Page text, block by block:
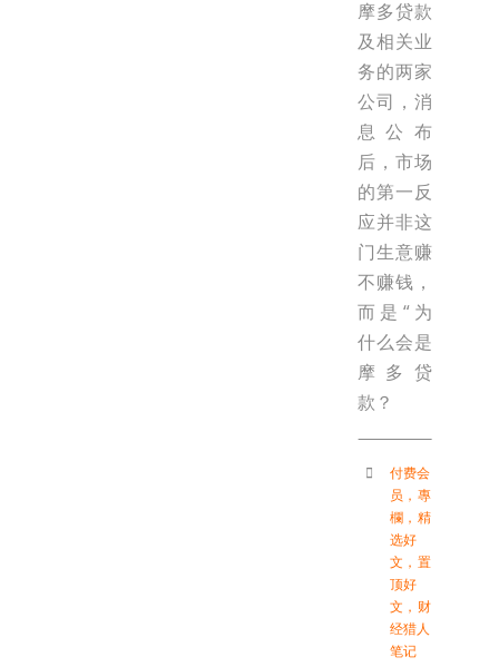
摩多贷款
及相关业
务的两家
公司，消
息公布
后，市场
的第一反
应并非这
门生意赚
不赚钱，
而是“为
什么会是
摩多贷
款？
付费会
员 ， 專
欄 ， 精
选好
文 ， 置
顶好
文 ， 财
经猎人
笔记